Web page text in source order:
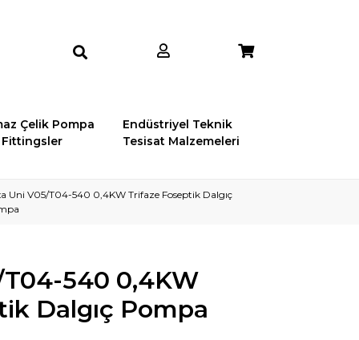
Çelik Pompa
Fittingsler
Endüstriyel Teknik
Tesisat Malzemeleri
Uni V05/T04-540 0,4KW Trifaze Foseptik Dalgıç
540 0,4KW
Dalgıç Pompa